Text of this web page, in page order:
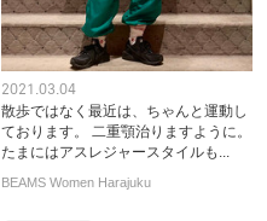
2021.03.04
散歩ではなく最近は、ちゃんと運動し
ております。 二重顎治りますように。
たまにはアスレジャースタイルも...
BEAMS Women Harajuku